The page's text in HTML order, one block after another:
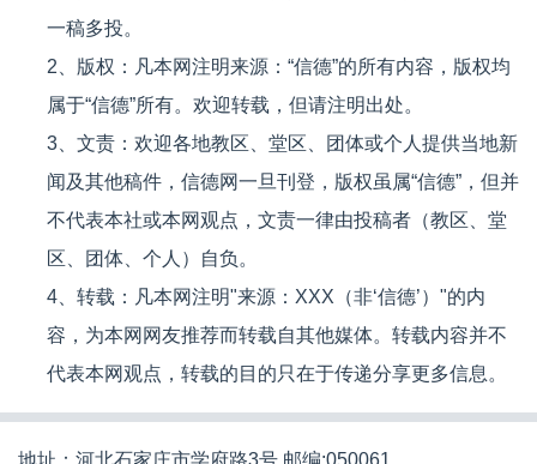
一稿多投。
2、版权：凡本网注明来源：“信德”的所有内容，版权均
属于“信德”所有。欢迎转载，但请注明出处。
3、文责：欢迎各地教区、堂区、团体或个人提供当地新
闻及其他稿件，信德网一旦刊登，版权虽属“信德”，但并
不代表本社或本网观点，文责一律由投稿者（教区、堂
区、团体、个人）自负。
4、转载：凡本网注明"来源：XXX（非‘信德’）"的内
容，为本网网友推荐而转载自其他媒体。转载内容并不
代表本网观点，转载的目的只在于传递分享更多信息。
地址：河北石家庄市学府路3号 邮编:050061